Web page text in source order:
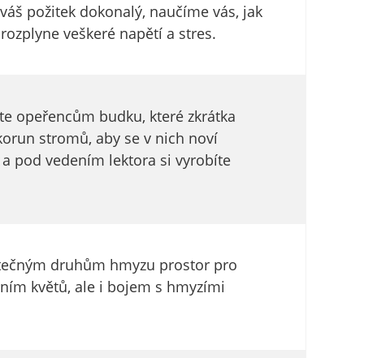
požitek dokonalý, naučíme vás, jak
veškeré napětí a stres.
opeřencům budku, které zkrátka
stromů, aby se v nich noví
pod vedením lektora si vyrobíte
druhům hmyzu prostor pro
květů, ale i bojem s hmyzími